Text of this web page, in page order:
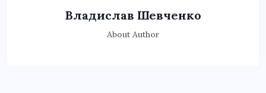
Владислав Шевченко
About Author